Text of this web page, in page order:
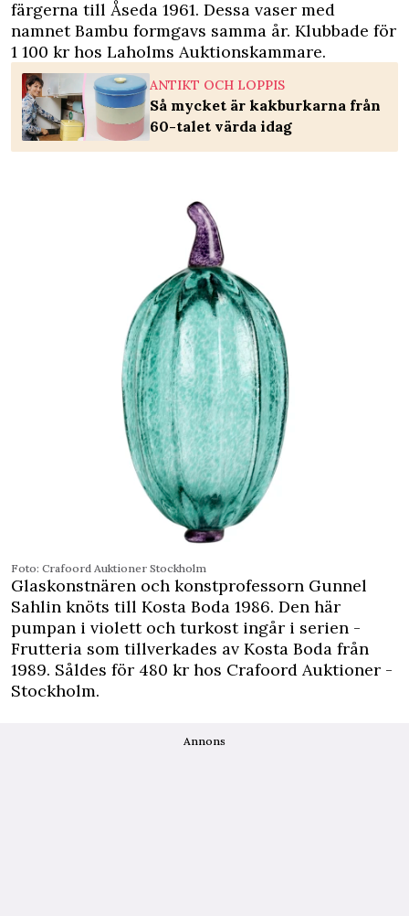
färgerna till Åseda 1961. Dessa vaser med
namnet Bambu ­f­ormgavs samma år. ­Klubbade för
1 100 kr hos Laholms ­Auktionskammare.
ANTIKT OCH LOPPIS
Så mycket är kakburkarna från
60-talet värda idag
Foto: Crafoord ­Auktioner ­Stockholm
Glaskonstnären och konstprofessorn Gunnel
Sahlin knöts till Kosta Boda 1986. Den här
pumpan i violett och turkost ingår i serien ­
Frutteria som tillverkades av Kosta Boda från
1989. Såldes för 480 kr hos ­Crafoord ­Auktioner ­
Stockholm.
Annons